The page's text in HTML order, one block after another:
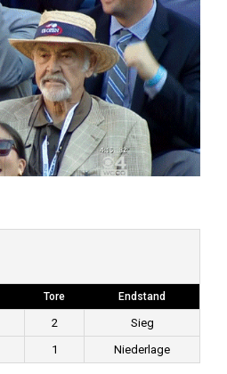
Tore Endstand
2
Sieg
1 Niederlage